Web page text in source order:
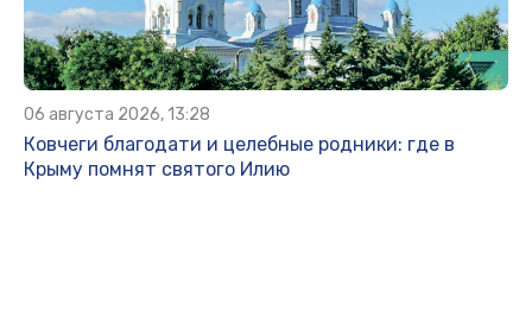
06 августа 2026, 13:28
Ковчеги благодати и целебные родники: где в
Крыму помнят святого Илию